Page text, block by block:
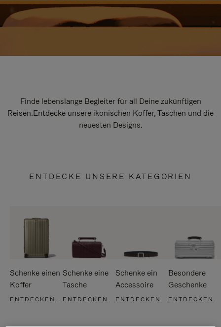
Finde lebenslange Begleiter für all Deine zukünftigen
Reisen.Entdecke unsere ikonischen Koffer, Taschen und die
neuesten Designs.
ENTDECKE UNSERE KATEGORIEN
Schenke einen
Koffer
ENTDECKEN
Schenke eine
Tasche
ENTDECKEN
Schenke ein
Accessoire
ENTDECKEN
Besondere
Geschenke
ENTDECKEN